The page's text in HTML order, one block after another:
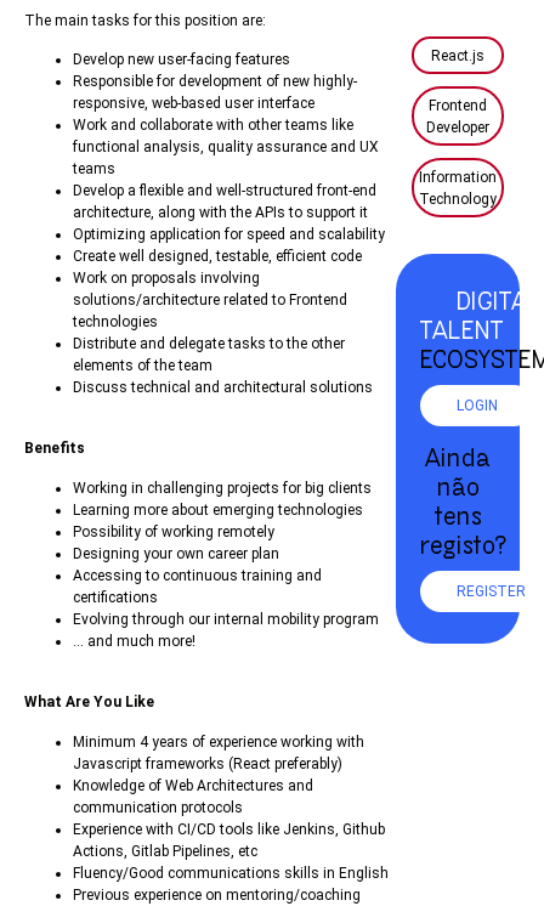
The main tasks for this position are:
Develop new user-facing features
Responsible for development of new highly-
responsive, web-based user interface
Work and collaborate with other teams like
functional analysis, quality assurance and UX
teams
Develop a flexible and well-structured front-end
architecture, along with the APIs to support it
Optimizing application for speed and scalability
Create well designed, testable, efficient code
Work on proposals involving
solutions/architecture related to Frontend
technologies
Distribute and delegate tasks to the other
elements of the team
Discuss technical and architectural solutions
Benefits
Working in challenging projects for big clients
Learning more about emerging technologies
Possibility of working remotely
Designing your own career plan
Accessing to continuous training and
certifications
Evolving through our internal mobility program
… and much more!
What Are You Like
Minimum 4 years of experience working with
Javascript frameworks (React preferably)
Knowledge of Web Architectures and
communication protocols
Experience with CI/CD tools like Jenkins, Github
Actions, Gitlab Pipelines, etc
Fluency/Good communications skills in English
Previous experience on mentoring/coaching
React.js
Frontend
Developer
Information
Technology
DIGITAL
TALENT
LOGIN
Ainda
não
tens
registo?
REGISTER